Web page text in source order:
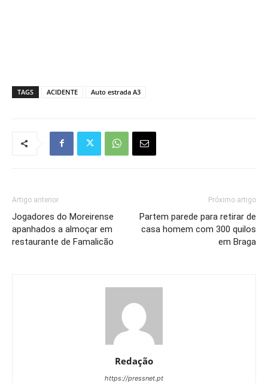
TAGS ACIDENTE Auto estrada A3
Artigo anterior
Jogadores do Moreirense
apanhados a almoçar em
restaurante de Famalicão
Próximo artigo
Partem parede para retirar de
casa homem com 300 quilos
em Braga
Redação
https://pressnet.pt